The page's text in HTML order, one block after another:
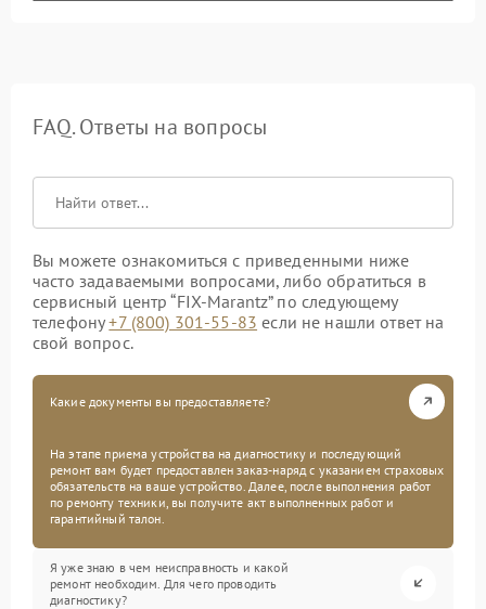
FAQ. Ответы на вопросы
Вы можете ознакомиться с приведенными ниже
часто задаваемыми вопросами, либо обратиться в
сервисный центр “FIX-Marantz” по следующему
телефону+7 (800) 301-55-83 если не нашли ответ на
свой вопрос.
Какие документы вы предоставляете?
На этапе приема устройства на диагностику и последующий
ремонт вам будет предоставлен заказ-наряд с указанием страховых
обязательств на ваше устройство. Далее, после выполнения работ
по ремонту техники, вы получите акт выполненных работ и
гарантийный талон.
Я уже знаю в чем неисправность и какой
ремонт необходим. Для чего проводить
диагностику?